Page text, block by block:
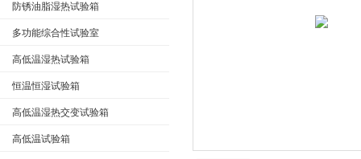
防锈油脂湿热试验箱
多功能综合性试验室
高低温湿热试验箱
恒温恒湿试验箱
高低温湿热交变试验箱
高低温试验箱